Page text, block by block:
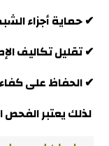
✔ حماية أجزاء
✔ تقليل تكاليف
✔ الحفاظ على
لذلك يعتبر